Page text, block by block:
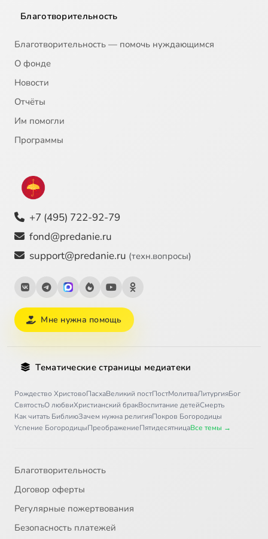
Благотворительность
Благотворительность — помочь нуждающимся
О фонде
Новости
Отчёты
Им помогли
Программы
+7 (495) 722-92-79
fond@predanie.ru
support@predanie.ru (техн.вопросы)
Мне нужна помощь
Тематические страницы медиатеки
Рождество ХристовоПасхаВеликий постПостМолитваЛитургияБог
СвятостьО любвиХристианский бракВоспитание детейСмерть
Как читать БиблиюЗачем нужна религияПокров Богородицы
Успение БогородицыПреображениеПятидесятницаВсе темы →
Благотворительность
Договор оферты
Регулярные пожертвования
Безопасность платежей